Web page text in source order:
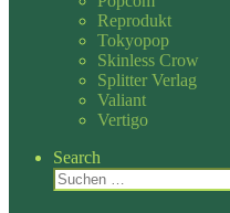
Reprodukt
Tokyopop
Skinless Crow
Splitter Verlag
Valiant
Vertigo
Search
Suche